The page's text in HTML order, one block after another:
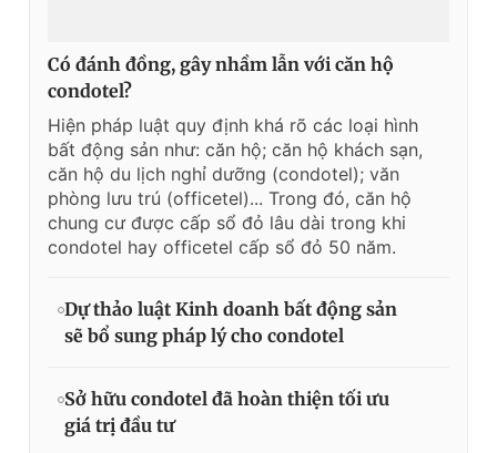
Có đánh đồng, gây nhầm lẫn với căn hộ
condotel?
Hiện pháp luật quy định khá rõ các loại hình
bất động sản như: căn hộ; căn hộ khách sạn,
căn hộ du lịch nghỉ dưỡng (condotel); văn
phòng lưu trú (officetel)... Trong đó, căn hộ
chung cư được cấp sổ đỏ lâu dài trong khi
condotel hay officetel cấp sổ đỏ 50 năm.
Dự thảo luật Kinh doanh bất động sản
sẽ bổ sung pháp lý cho condotel
Sở hữu condotel đã hoàn thiện tối ưu
giá trị đầu tư